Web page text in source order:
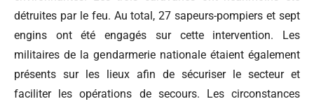
détruites par le feu. Au total, 27 sapeurs-pompiers et sept
engins ont été engagés sur cette intervention. Les
militaires de la gendarmerie nationale étaient également
présents sur les lieux afin de sécuriser le secteur et
faciliter les opérations de secours. Les circonstances